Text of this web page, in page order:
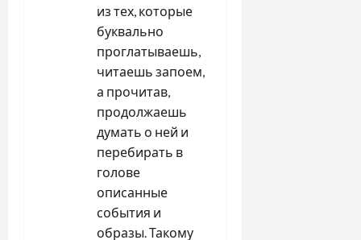
из тех, которые
буквально
проглатываешь,
читаешь запоем,
а прочитав,
продолжаешь
думать о ней и
перебирать в
голове
описанные
события и
образы. Такому